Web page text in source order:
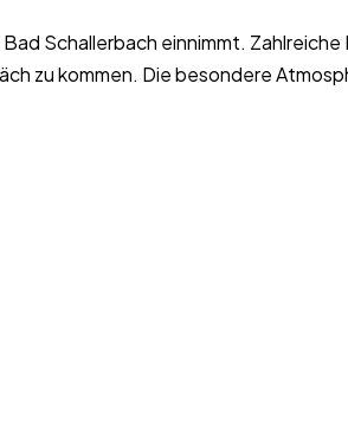
Schallerbach einnimmt.
zu kommen. Die besondere